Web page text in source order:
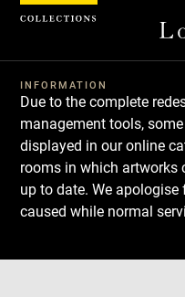
INFORMATION
Due to the complete
management tools,
displayed in our online
rooms in which artworks
up to date. We
caused while normal
Download
Next
Previous
Cookies management panel